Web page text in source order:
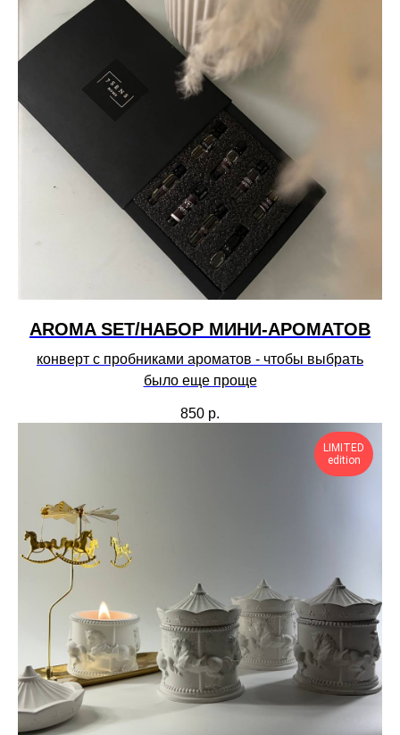
AROMA SET/НАБОР МИНИ-АРОМАТОВ
конверт с пробниками ароматов - чтобы выбрать
было еще проще
850 р.
LIMITED
edition